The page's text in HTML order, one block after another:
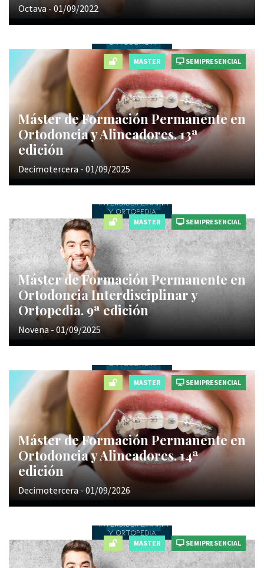
Octava - 01/09/2022
MASTER SEMIPRESENCIAL
Máster de Formación Permanente en
Ortodoncia y Alineadores. 13ª
edición
Decimotercera - 01/09/2025
MASTER SEMIPRESENCIAL
Máster de Formación Permanente en
Ortodoncia Interdisciplinar y
Ortopedia. 9ª edición
Novena - 01/09/2025
MASTER SEMIPRESENCIAL
Máster de Formación Permanente en
Ortodoncia y Alineadores. 14ª
edición
Decimotercera - 01/09/2026
MASTER SEMIPRESENCIAL